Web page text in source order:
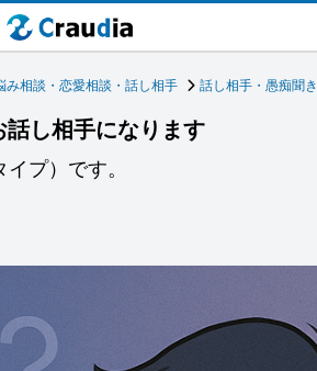
み相談・恋愛相談・話し相手 話し相手・愚痴聞き
し相手になります
プ）です。